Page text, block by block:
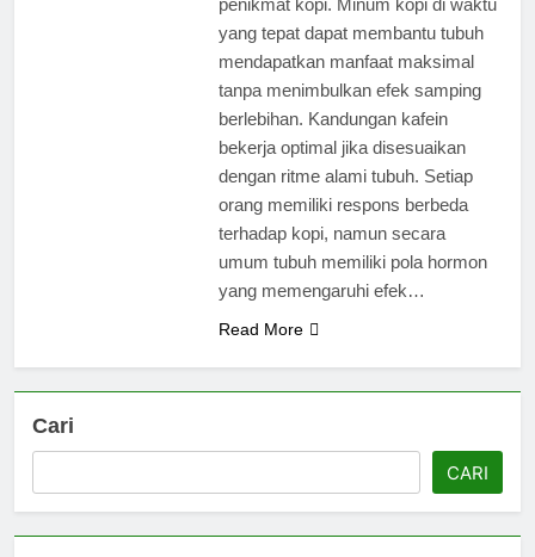
yang tepat dapat membantu tubuh
mendapatkan manfaat maksimal
tanpa menimbulkan efek samping
berlebihan. Kandungan kafein
bekerja optimal jika disesuaikan
dengan ritme alami tubuh. Setiap
orang memiliki respons berbeda
terhadap kopi, namun secara
umum tubuh memiliki pola hormon
yang memengaruhi efek…
Read More
Cari
CARI